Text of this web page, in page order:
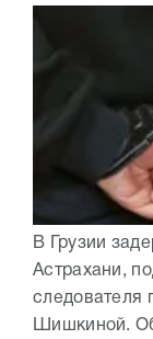
В Грузии
Астрахани,
следователя
Шишкиной.